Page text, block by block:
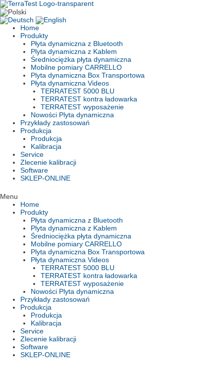
Skip
to
content
Home
Produkty
Płyta dynamiczna z Bluetooth
Plyta dynamiczna z Kablem
Średniociężka płyta dynamiczna
Mobilne pomiary CARRELLO
Plyta dynamiczna Box Transportowa
Płyta dynamiczna Videos
TERRATEST 5000 BLU
TERRATEST kontra ładowarka
TERRATEST wyposażenie
Nowości Plyta dynamiczna
Przykłady zastosowań
Produkcja
Produkcja
Kalibracja
Service
Zlecenie kalibracji
Software
SKLEP-ONLINE
Menu
Home
Produkty
Płyta dynamiczna z Bluetooth
Plyta dynamiczna z Kablem
Średniociężka płyta dynamiczna
Mobilne pomiary CARRELLO
Plyta dynamiczna Box Transportowa
Płyta dynamiczna Videos
TERRATEST 5000 BLU
TERRATEST kontra ładowarka
TERRATEST wyposażenie
Nowości Plyta dynamiczna
Przykłady zastosowań
Produkcja
Produkcja
Kalibracja
Service
Zlecenie kalibracji
Software
SKLEP-ONLINE